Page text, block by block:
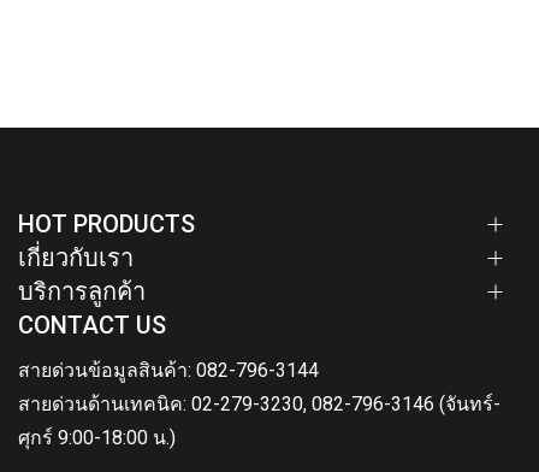
HOT PRODUCTS
เกี่ยวกับเรา
บริการลูกค้า
CONTACT US
สายด่วนข้อมูลสินค้า: 082-796-3144
สายด่วนด้านเทคนิค: 02-279-3230, 082-796-3146 (จันทร์-
ศุกร์ 9:00-18:00 น.)